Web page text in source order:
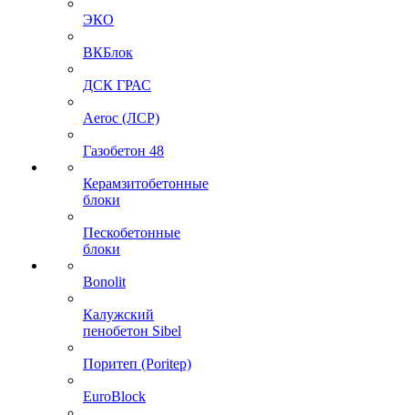
ЭКО
ВКБлок
ДСК ГРАС
Aeroc (ЛСР)
Газобетон 48
Керамзитобетонные
блоки
Пескобетонные
блоки
Bonolit
Калужский
пенобетон Sibel
Поритеп (Poritep)
EuroBlock